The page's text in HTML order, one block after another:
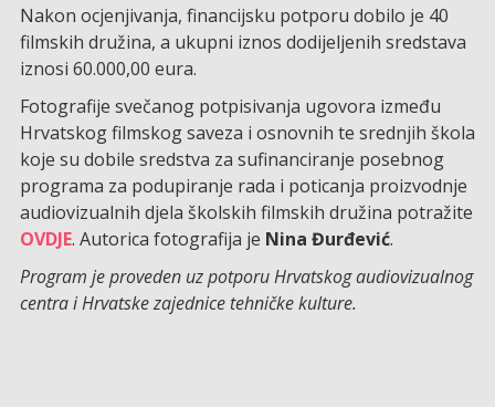
Nakon ocjenjivanja, financijsku potporu dobilo je 40
filmskih družina, a ukupni iznos dodijeljenih sredstava
iznosi 60.000,00 eura.
Fotografije svečanog potpisivanja ugovora između
Hrvatskog filmskog saveza i osnovnih te srednjih škola
koje su dobile sredstva za sufinanciranje posebnog
programa za podupiranje rada i poticanja proizvodnje
audiovizualnih djela školskih filmskih družina potražite
OVDJE. Autorica fotografija je Nina Đurđević.
Program je proveden uz potporu Hrvatskog audiovizualnog
centra i Hrvatske zajednice tehničke kulture.